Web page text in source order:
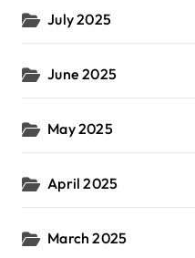
July 2025
June 2025
May 2025
April 2025
March 2025